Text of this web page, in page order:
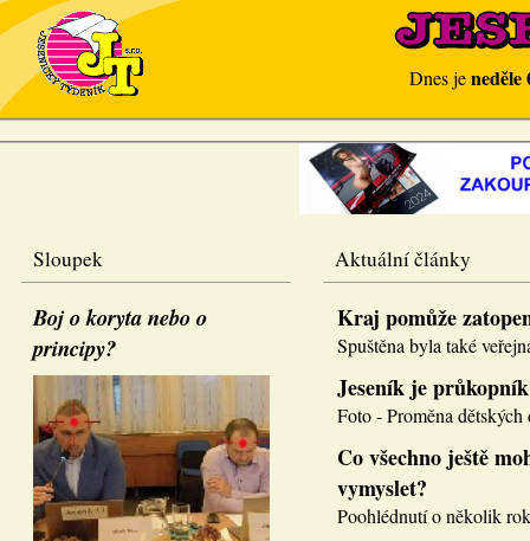
Dnes jeneděle
Sloupek
Boj o koryta nebo o
principy?
Aktuální články
Kraj pomůže
Spuštěna byla také
Jeseník je průkopník
Foto - Proměna
Co všechno ještě
vymyslet?
Poohlédnutí o několik